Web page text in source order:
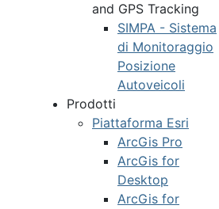
and GPS Tracking
SIMPA - Sistema
di Monitoraggio
Posizione
Autoveicoli
Prodotti
Piattaforma Esri
ArcGis Pro
ArcGis for
Desktop
ArcGis for